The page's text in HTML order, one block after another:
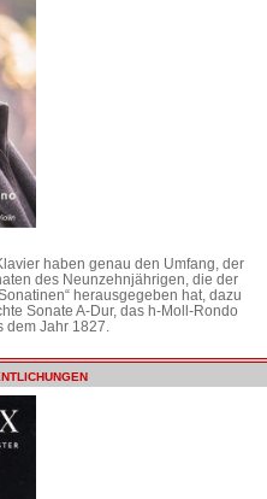
haben genau den Umfang, der
des Neunzehnjährigen, die der
herausgegeben hat, dazu
Sonate A-Dur, das h-Moll-Rondo
Jahr 1827.